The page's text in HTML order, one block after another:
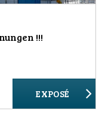
!!!